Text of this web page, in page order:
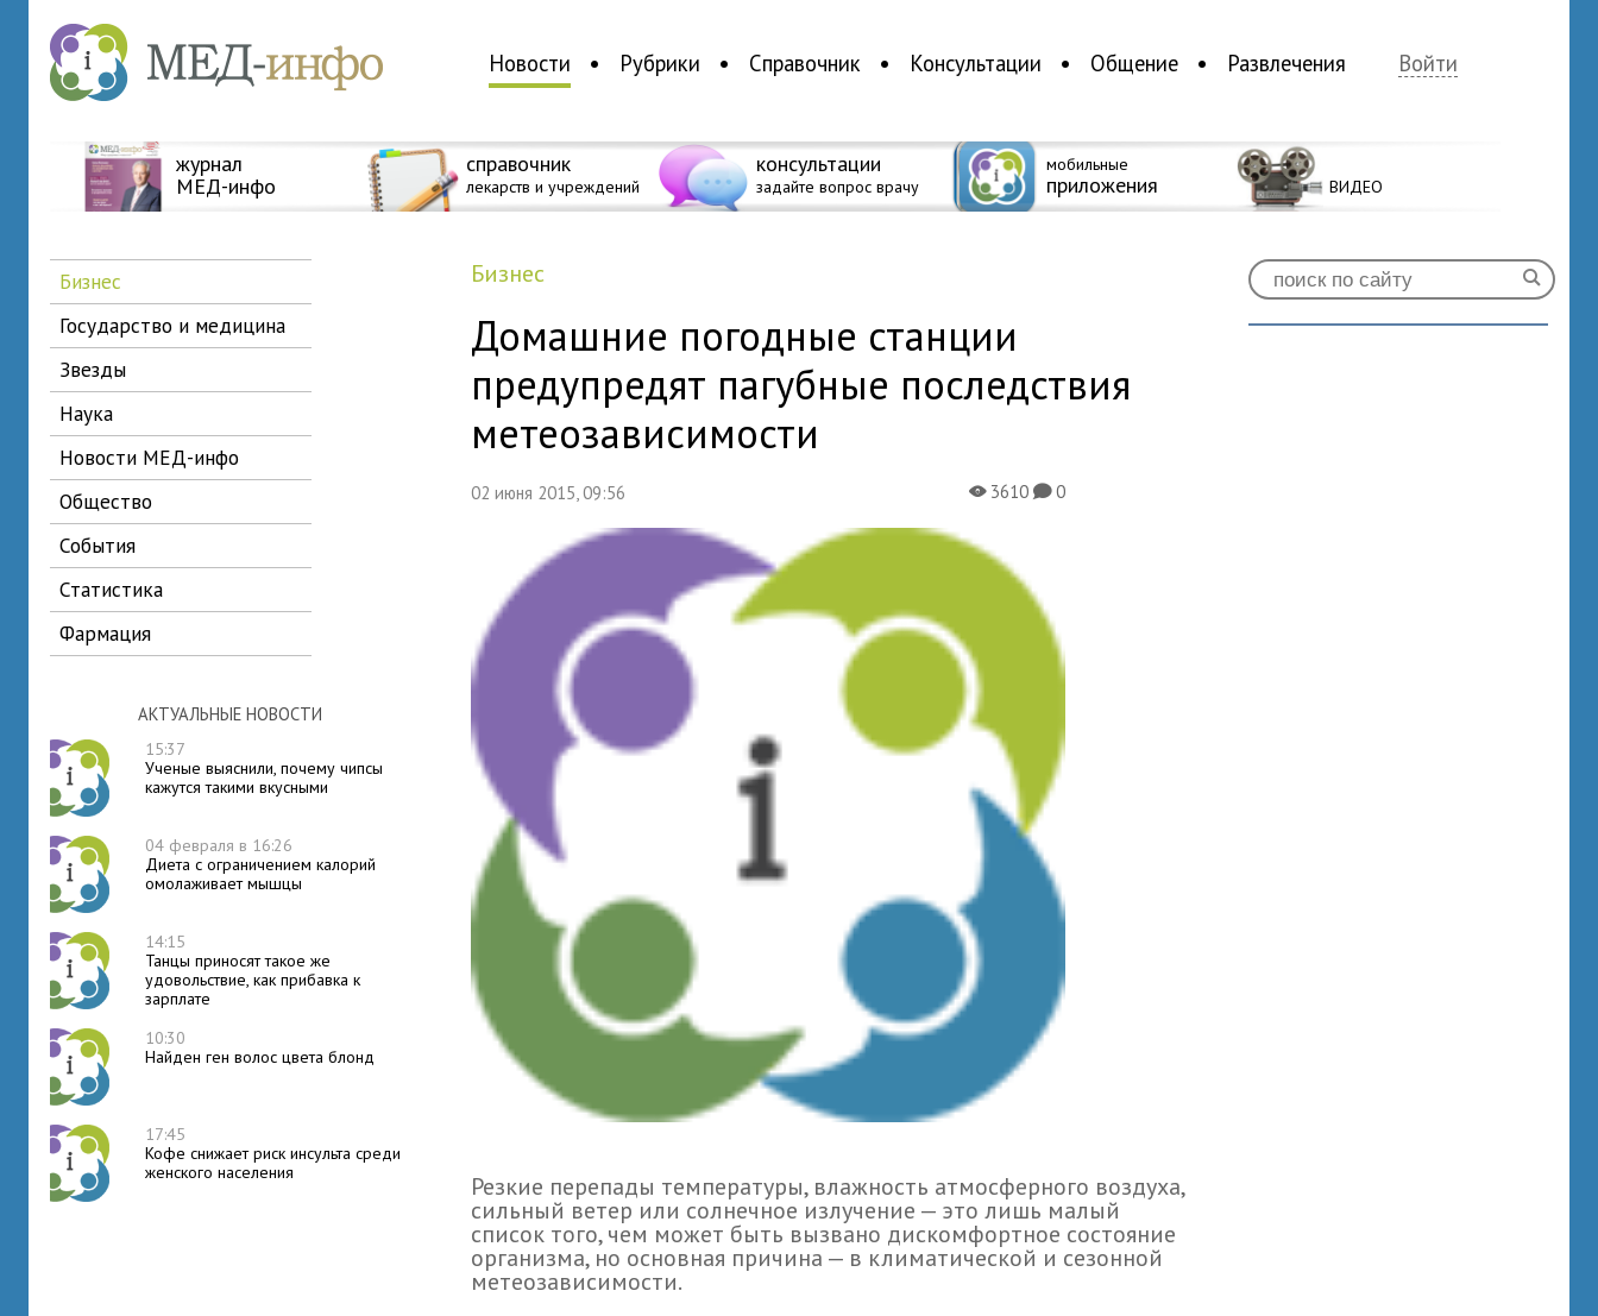
Новости Рубрики Справочник Консультации Общение Развлечения Войти
журнал
МЕД-инфо
справочник
лекарств и учреждений
консультации
задайте вопрос врачу
мобильные
приложения ВИДЕО
бизнес
государство и медицина
звезды
наука
новости МЕД-инфо
общество
события
статистика
фармация
АКТУАЛЬНЫЕ НОВОСТИ
15:37
Ученые выяснили, почему чипсы
кажутся такими вкусными
04 февраля в 16:26
Диета с ограничением калорий
омолаживает мышцы
14:15
Танцы приносят такое же
удовольствие, как прибавка к
зарплате
10:30
Найден ген волос цвета блонд
17:45
Кофе снижает риск инсульта среди
женского населения
бизнес
Домашние погодные станции
предупредят пагубные последствия
метеозависимости
02 июня 2015, 09:56 X3610K0
Резкие перепады температуры, влажность атмосферного воздуха,
сильный ветер или солнечное излучение — это лишь малый
список того, чем может быть вызвано дискомфортное состояние
организма, но основная причина — в климатической и сезонной
метеозависимости.